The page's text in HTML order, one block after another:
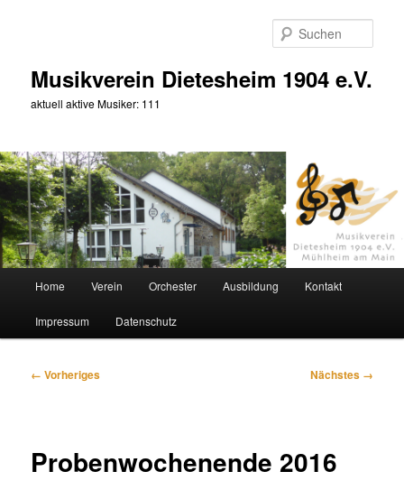
Musikverein Dietesheim 1904 e.V.
aktuell aktive Musiker: 111
Home Verein Orchester Ausbildung Kontakt
Impressum Datenschutz
Bilder-
← Vorheriges Nächstes →
Probenwochenende 2016